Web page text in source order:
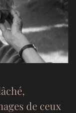
de ceux